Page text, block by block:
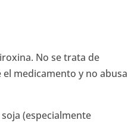
No se trata de
medicamento y no
(especialmente